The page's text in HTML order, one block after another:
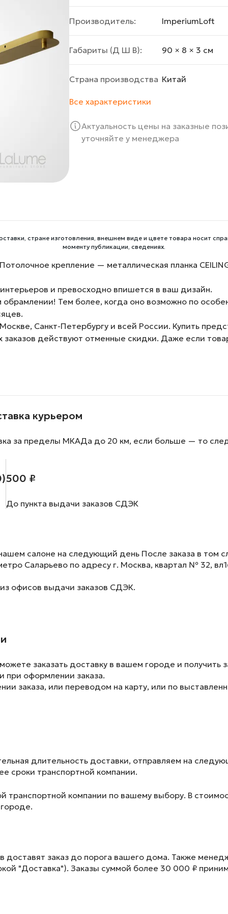
Производитель: ImperiumLoft
Габариты (Д Ш В): 90 × 8 × 3 cм
Страна производства Китай
Все характеристики
Актуальность цены на заказные
уточняйте у менеджера
стране изготовления, внешнем виде и цвете товара носит
моменту публикации, сведениях.
крепление — металлическая планка
и превосходно впишется в ваш дизайн.
Тем более, когда оно возможно по
Санкт-Петербургу и всей России. Купить
действуют отменные скидки. Даже если
курьером
за пределы МКАДа до 20 км, если больше — то
500 ₽
До пункта выдачи заказов СДЭК
салоне на следующий день После заказа в том
Саларьево по адресу г. Москва, квартал № 32,
офисов выдачи заказов СДЭК.
заказать доставку в вашем городе и получить
при оформлении заказа.
заказа, или переводом на карту, или по
длительность доставки, отправляем на
сроки транспортной компании.
транспортной компании по вашему выбору. В
доставят заказ до порога вашего дома. Также
"Доставка"). Заказы суммой более 30 000 ₽